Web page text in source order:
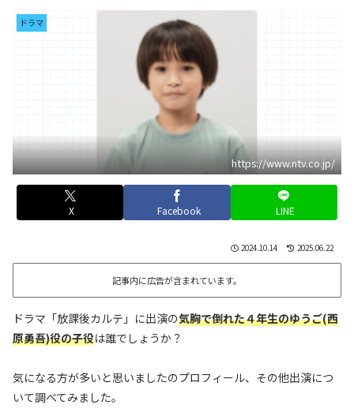
ドラマ
https://www.ntv.co.jp/
X Facebook LINE
2024.10.14 2025.06.22
記事内に広告が含まれています。
ドラマ「放課後カルテ」に出演の気胸で倒れた４年生のゆうご(西
原勇吾)役の子役は誰でしょうか？
気になる方が多いと思いましたのプロフィール、その他出演につ
いて調べてみました。